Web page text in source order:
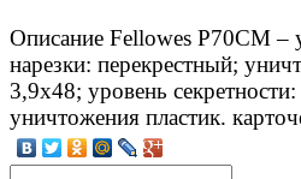
Описание Fellowes P70CM –
нарезки: перекрестный;
3,9х48; уровень
уничтожения пластик.